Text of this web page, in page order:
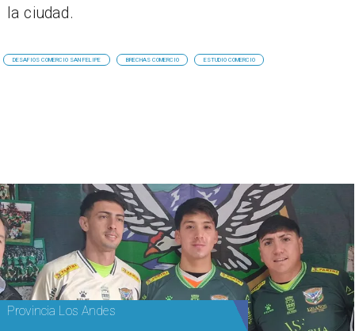
la ciudad.
DESAFIOS COMERCIO SAN FELIPE BRECHAS COMERCIO ESTUDIO COMERCIO
Provincia Los Andes